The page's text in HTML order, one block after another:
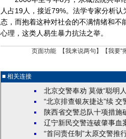
人占19人，接近79%。法学专家分析
态，而抱着这种对社会的不满情绪和
心理，这类人易生暴力抗法之举。
页面功能 【我来说两句 】【我要“
■ 相关连接
北京交警奉劝 莫做“聪明
“北京排查银灰捷达”续
陕西省交警总队十项措施
辽宁新民交警连破肇事血
“首问责任制”太原交警推